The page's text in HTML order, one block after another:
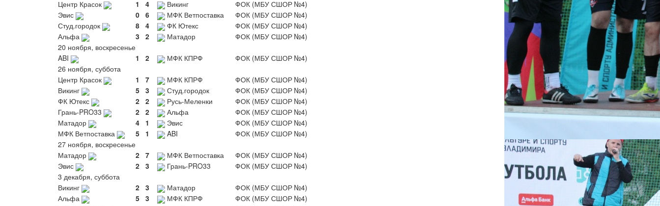
Центр Красок
1 4 Викинг
ФОК (МБУ СШОР №4)
Эвис
0 6 МФК Ветпоставка
ФОК (МБУ СШОР №4)
Студ.городок
8 4 ФК Ютекс
ФОК (МБУ СШОР №4)
Альфа
3 2 Матадор
ФОК (МБУ СШОР №4)
20 ноября, воскресенье
ABI
1 2 МФК КПРФ
ФОК (МБУ СШОР №4)
26 ноября, суббота
Центр Красок
1 7 МФК КПРФ
ФОК (МБУ СШОР №4)
Викинг
5 3 Студ.городок
ФОК (МБУ СШОР №4)
ФК Ютекс
2 2 Русь-Меленки
ФОК (МБУ СШОР №4)
Грань-PRO33
2 2 Альфа
ФОК (МБУ СШОР №4)
Матадор
4 1 Эвис
ФОК (МБУ СШОР №4)
МФК Ветпоставка
5 1 ABI
ФОК (МБУ СШОР №4)
27 ноября, воскресенье
Матадор
2 7 МФК Ветпоставка
ФОК (МБУ СШОР №4)
Эвис
2 3 Грань-PRO33
ФОК (МБУ СШОР №4)
3 декабря, суббота
Викинг
2 3 Матадор
ФОК (МБУ СШОР №4)
Альфа
5 3 МФК КПРФ
ФОК (МБУ СШОР №4)